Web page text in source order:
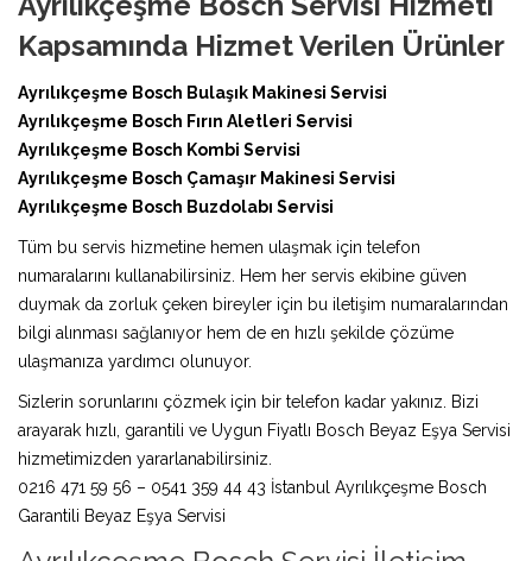
Kapsamında Hizmet Verilen Ürünler
Ayrılıkçeşme Bosch Bulaşık Makinesi Servisi
Ayrılıkçeşme Bosch Fırın Aletleri Servisi
Ayrılıkçeşme Bosch Kombi Servisi
Ayrılıkçeşme Bosch Çamaşır Makinesi Servisi
Ayrılıkçeşme Bosch Buzdolabı Servisi
Tüm bu servis hizmetine hemen ulaşmak için telefon
numaralarını kullanabilirsiniz. Hem her servis ekibine güven
duymak da zorluk çeken bireyler için bu iletişim numaralarından
bilgi alınması sağlanıyor hem de en hızlı şekilde çözüme
ulaşmanıza yardımcı olunuyor.
Sizlerin sorunlarını çözmek için bir telefon kadar yakınız. Bizi
arayarak hızlı, garantili ve Uygun Fiyatlı Bosch Beyaz Eşya Servisi
hizmetimizden yararlanabilirsiniz.
0216 471 59 56 – 0541 359 44 43 İstanbul Ayrılıkçeşme Bosch
Garantili Beyaz Eşya Servisi